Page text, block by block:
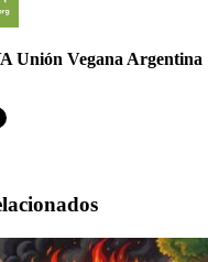
Unión Vegana Argentina